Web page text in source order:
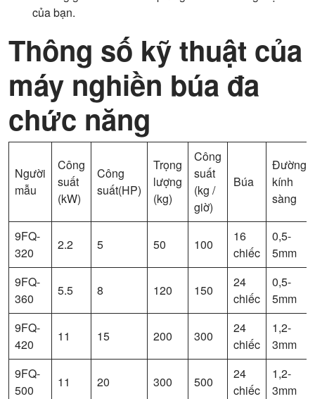
của bạn.
Thông số kỹ thuật của
máy nghiền búa đa
chức năng
Người
mẫu
Công
suất
(kW)
Công
suất(HP)
Trọng
lượng
(kg)
Công
suất
(kg /
giờ)
Búa
Đường
kính
sàng
9FQ-
320
2.2 5 50 100
16
chiếc
0,5-
5mm
9FQ-
360
5.5 8 120 150
24
chiếc
0,5-
5mm
9FQ-
420
11 15 200 300
24
chiếc
1,2-
3mm
9FQ-
500
11 20 300 500
24
chiếc
1,2-
3mm